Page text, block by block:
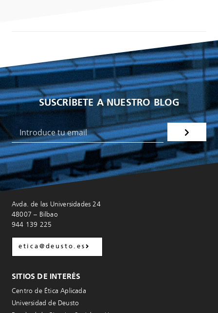
SUSCRÍBETE A NUESTRO BLOG
Avda. de las Universidades 24
48007 – Bilbao
944 139 225
etica@deusto.es
SITIOS DE INTERÉS
Centro de Ética Aplicada
Universidad de Deusto